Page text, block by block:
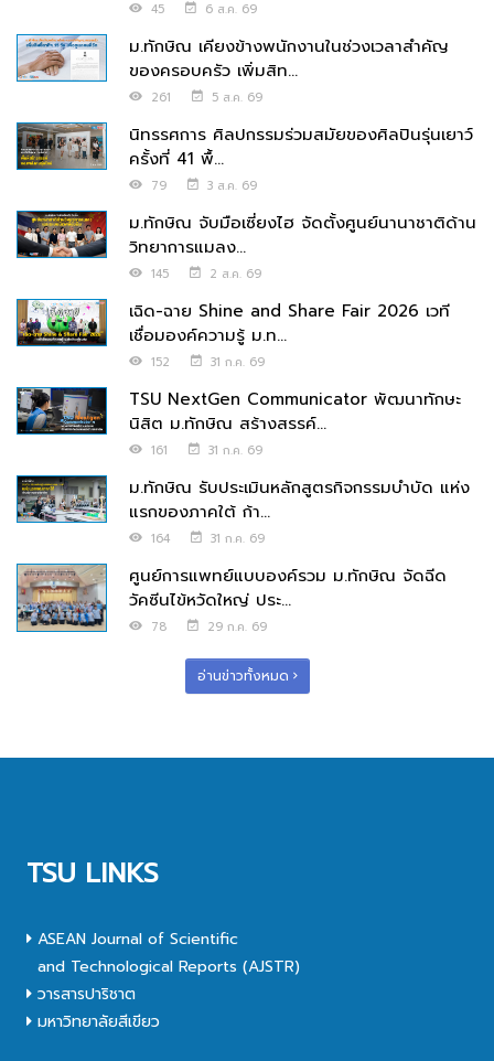
45 6 ส.ค. 69
ม.ทักษิณ เคียงข้างพนักงานในช่วงเวลาสำคัญ
ของครอบครัว เพิ่มสิท...
261 5 ส.ค. 69
นิทรรศการ ศิลปกรรมร่วมสมัยของศิลปินรุ่นเยาว์
ครั้งที่ 41 พื้...
79 3 ส.ค. 69
ม.ทักษิณ จับมือเซี่ยงไฮ จัดตั้งศูนย์นานาชาติด้าน
วิทยาการแมลง...
145 2 ส.ค. 69
เฉิด-ฉาย Shine and Share Fair 2026 เวที
เชื่อมองค์ความรู้ ม.ท...
152 31 ก.ค. 69
TSU NextGen Communicator พัฒนาทักษะ
นิสิต ม.ทักษิณ สร้างสรรค์...
161 31 ก.ค. 69
ม.ทักษิณ รับประเมินหลักสูตรกิจกรรมบำบัด แห่ง
แรกของภาคใต้ ก้า...
164 31 ก.ค. 69
ศูนย์การแพทย์แบบองค์รวม ม.ทักษิณ จัดฉีด
วัคซีนไข้หวัดใหญ่ ประ...
78 29 ก.ค. 69
อ่านข่าวทั้งหมด
TSU LINKS
ASEAN Journal of Scientific
and Technological Reports (AJSTR)
วารสารปาริชาต
มหาวิทยาลัยสีเขียว